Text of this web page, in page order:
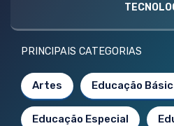
PRINCIPAIS CATEGORIAS
Artes Educação
Educação Especial